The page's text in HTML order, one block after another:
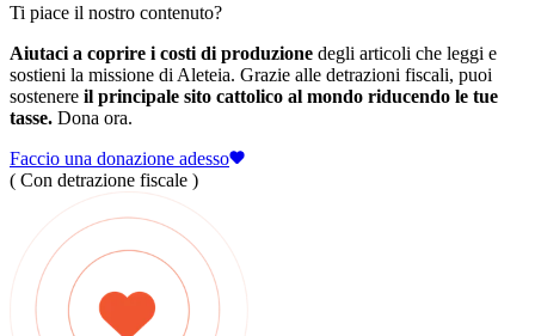
Ti piace il nostro contenuto?
Aiutaci a coprire i costi di produzione degli articoli che leggi e
sostieni la missione di Aleteia. Grazie alle detrazioni fiscali, puoi
sostenere il principale sito cattolico al mondo riducendo le tue
tasse. Dona ora.
Faccio una donazione adesso
( Con detrazione fiscale )